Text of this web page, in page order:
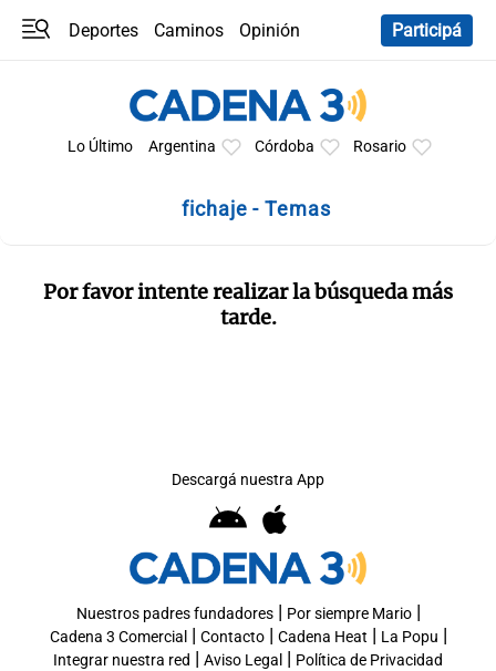
Deportes Caminos
Opinión
Participá
Lo Último Argentina Córdoba Rosario
fichaje - Temas
Por favor intente realizar la búsqueda más
tarde.
Descargá nuestra App
Nuestros padres fundadores| Por siempre Mario|
Cadena 3 Comercial | Contacto| Cadena Heat | La Popu |
Integrar nuestra red | Aviso Legal | Política de Privacidad